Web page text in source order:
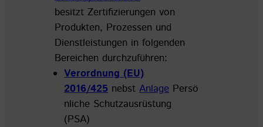
besitzt Zertifizierungen von
Produkten, Prozessen und
Dienstleistungen in folgenden
Bereichen durchzuführen:
Verordnung (EU)
2016/425 nebstAnlage Persö
nliche Schutzausrüstung
(PSA)